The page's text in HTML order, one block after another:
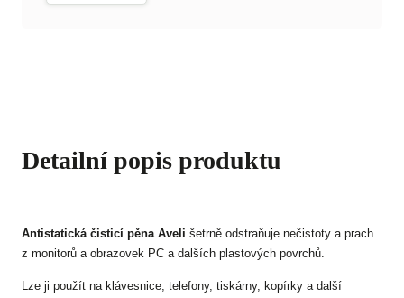
Detailní popis produktu
Antistatická čisticí pěna Aveli šetrně odstraňuje nečistoty a prach
z monitorů a obrazovek PC a dalších plastových povrchů.
Lze ji použít na klávesnice, telefony, tiskárny, kopírky a další